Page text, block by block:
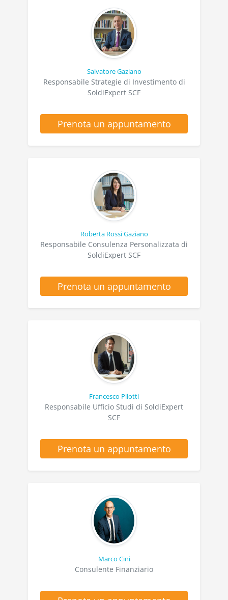
Salvatore Gaziano
Responsabile Strategie di Investimento di
SoldiExpert SCF
Prenota un appuntamento
Roberta Rossi Gaziano
Responsabile Consulenza Personalizzata di
SoldiExpert SCF
Prenota un appuntamento
Francesco Pilotti
Responsabile Ufficio Studi di SoldiExpert
SCF
Prenota un appuntamento
Marco Cini
Consulente Finanziario